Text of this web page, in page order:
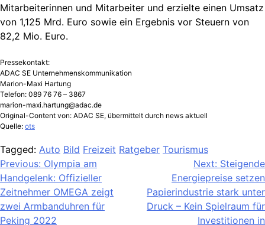
Mitarbeiterinnen und Mitarbeiter und erzielte einen Umsatz
von 1,125 Mrd. Euro sowie ein Ergebnis vor Steuern von
82,2 Mio. Euro.
Pressekontakt:
ADAC SE Unternehmenskommunikation
Marion-Maxi Hartung
Telefon: 089 76 76 – 3867
marion-maxi.hartung@adac.de
Original-Content von: ADAC SE, übermittelt durch news aktuell
Quelle: ots
Tagged: Auto Bild Freizeit Ratgeber Tourismus
Beitragsnavigation
Previous: Olympia am
Handgelenk: Offizieller
Zeitnehmer OMEGA zeigt
zwei Armbanduhren für
Peking 2022
Next: Steigende
Energiepreise setzen
Papierindustrie stark unter
Druck – Kein Spielraum für
Investitionen in